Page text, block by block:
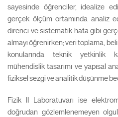
sayesinde öğrenciler, idealize
gerçek ölçüm ortamında analiz
direnci ve sistematik hata gibi
almayı öğrenirken; veri toplama,
konularında teknik yetkinlik
mühendislik tasarımı ve yapısal
fiziksel sezgi ve analitik düşünme
Fizik II Laboratuvarı ise
doğrudan gözlemlenemeyen